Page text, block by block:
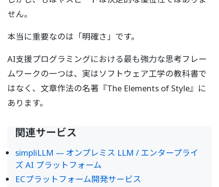
せん。
本当に重要なのは「明確さ」です。
AI支援プログラミングにおける最も強力な思考フレー
ムワークの一つは、実はソフトウェア工学の教科書で
はなく、文章作法の名著『The Elements of Style』に
あります。
関連サービス
simpliLLM — オンプレミス LLM / エンタープライ
ズ AI プラットフォーム
ECプラットフォーム開発サービス